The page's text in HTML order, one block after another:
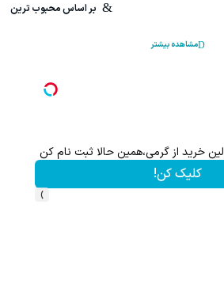
بر اساس محبوب ترین
مشاهده بیشتر
کلیک کن!
›